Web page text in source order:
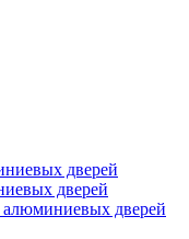
дверей
дверей
дверей